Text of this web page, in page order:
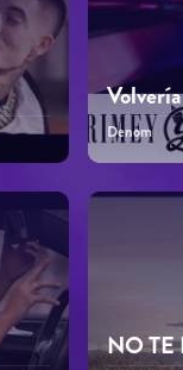
Denom
NO TE